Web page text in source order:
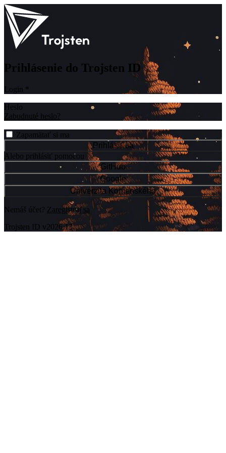
Prihlásenie do Trojsten ID
Login
Heslo
Zabudnuté heslo?
Zapamätať si ma
Prihlásiť sa
Alebo prihlásiť pomocou
GitHub
Google
Univerzita Komenského
Nemáš účet? Zaregistruj sa
Trojsten ID v2026.13